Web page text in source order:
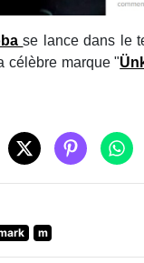
se lance dans le
célèbre marque "
m